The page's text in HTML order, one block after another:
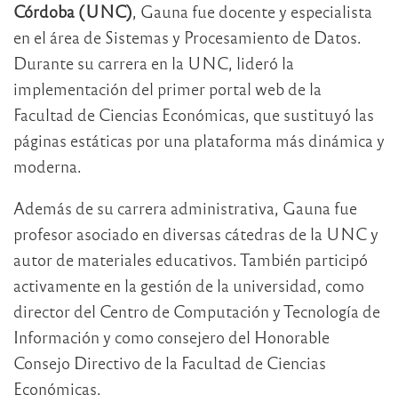
Córdoba (UNC), Gauna fue docente y especialista
en el área de Sistemas y Procesamiento de Datos.
Durante su carrera en la UNC, lideró la
implementación del primer portal web de la
Facultad de Ciencias Económicas, que sustituyó las
páginas estáticas por una plataforma más dinámica y
moderna.
Además de su carrera administrativa, Gauna fue
profesor asociado en diversas cátedras de la UNC y
autor de materiales educativos. También participó
activamente en la gestión de la universidad, como
director del Centro de Computación y Tecnología de
Información y como consejero del Honorable
Consejo Directivo de la Facultad de Ciencias
Económicas.